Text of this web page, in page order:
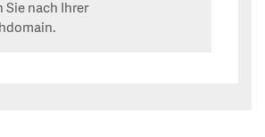
Sie nach Ihrer